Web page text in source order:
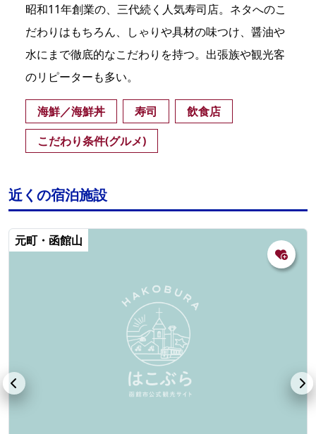
昭和11年創業の、三代続く人気寿司店。ネタへのこ
だわりはもちろん、しゃりや具材の味つけ、醤油や
水にまで徹底的なこだわりを持つ。出張族や観光客
のリピーターも多い。
海鮮／海鮮丼 寿司
飲食店
こだわり条件(グルメ)
近くの宿泊施設
元町・函館山